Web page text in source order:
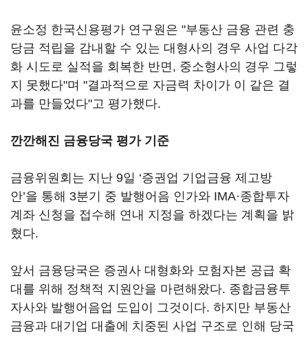
윤소정 한국신용평가 연구원은 "부동산 금융 관련 충
당금 적립을 감내할 수 있는 대형사의 경우 사업 다각
화 시도로 실적을 회복한 반면, 중소형사의 경우 그렇
지 못했다"며 "결과적으로 자금력 차이가 이 같은 결
과를 만들었다"고 평가했다.
깐깐해진 금융당국 평가 기준
금융위원회는 지난 9일 ‘증권업 기업금융 제고방
안’을 통해 3분기 중 발행어음 인가와 IMA·종합투자
계좌 신청을 접수해 연내 지정을 하겠다는 계획을 밝
혔다.
앞서 금융당국은 증권사 대형화와 모험자본 공급 확
대를 위해 정책적 지원안을 마련해왔다. 종합금융투
자사와 발행어음업 도입이 그것이다. 하지만 부동산
금융과 대기업 대출에 치중된 사업 구조로 인해 당국